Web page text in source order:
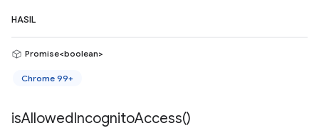
HASIL
Promise<boolean>
Chrome 99+
isAllowedIncognitoAccess()